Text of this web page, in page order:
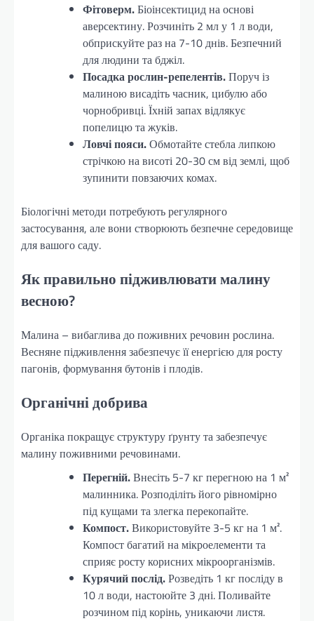
Фітоверм.Біоінсектицид на основі
аверсектину. Розчиніть 2 мл у 1 л води,
обприскуйте раз на 7-10 днів. Безпечний
для людини та бджіл.
Посадка рослин-репелентів.Поруч із
малиною висадіть часник, цибулю або
чорнобривці. Їхній запах відлякує
попелицю та жуків.
Ловчі пояси.Обмотайте стебла липкою
стрічкою на висоті 20-30 см від землі, щоб
зупинити повзаючих комах.
Біологічні методи потребують регулярного
застосування, але вони створюють безпечне середовище
для вашого саду.
Як правильно підживлювати малину
весною?
Малина – вибаглива до поживних речовин рослина.
Весняне підживлення забезпечує її енергією для росту
пагонів, формування бутонів і плодів.
Органічні добрива
Органіка покращує структуру ґрунту та забезпечує
малину поживними речовинами.
Перегній.Внесіть 5-7 кг перегною на 1 м²
малинника. Розподіліть його рівномірно
під кущами та злегка перекопайте.
Компост.Використовуйте 3-5 кг на 1 м².
Компост багатий на мікроелементи та
сприяє росту корисних мікроорганізмів.
Курячий послід.Розведіть 1 кг посліду в
10 л води, настоюйте 3 дні. Поливайте
розчином під корінь, уникаючи листя.